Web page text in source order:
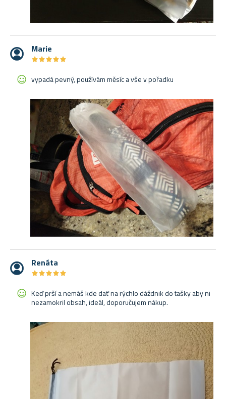
Marie
★★★★★
★★★★★
vypadá pevný, používám měsíc a vše v pořadku
Renáta
★★★★★
★★★★★
Keď prší a nemáš kde dať na rýchlo dáždnik do tašky aby ni
nezamokril obsah, ideál, doporučujem nákup.